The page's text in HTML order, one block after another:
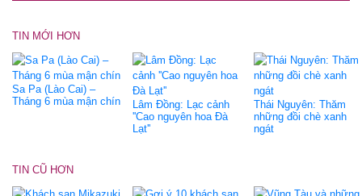
TIN MỚI HƠN
Sa Pa (Lào Cai) –
Tháng 6 mùa mận chín
Lâm Đồng: Lạc cảnh
''Cao nguyên hoa Đà
Lạt''
Thái Nguyên: Thăm
những đồi chè xanh
ngát
TIN CŨ HƠN